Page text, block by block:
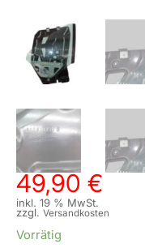
49,90 €
inkl. 19 % MwSt.
zzgl. Versandkosten
Vorrätig